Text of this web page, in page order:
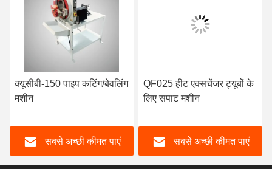
क्यूसीबी-150 पाइप कटिंग/बेवलिंग
मशीन
सबसे अच्छी कीमत पाएं
QF025 हीट एक्सचेंजर ट्यूबों के
लिए सपाट मशीन
सबसे अच्छी कीमत पाएं